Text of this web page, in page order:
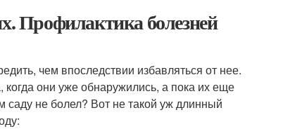
Профилактика болезней
чем впоследствии избавляться от нее.
когда они уже обнаружились, а пока их еще
не болел? Вот не такой уж длинный